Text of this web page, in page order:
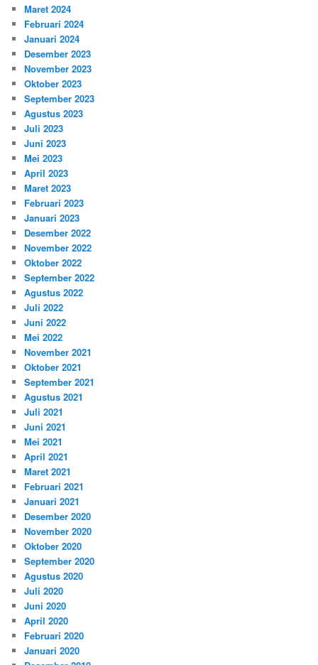
Maret 2024
Februari 2024
Januari 2024
Desember 2023
November 2023
Oktober 2023
September 2023
Agustus 2023
Juli 2023
Juni 2023
Mei 2023
April 2023
Maret 2023
Februari 2023
Januari 2023
Desember 2022
November 2022
Oktober 2022
September 2022
Agustus 2022
Juli 2022
Juni 2022
Mei 2022
November 2021
Oktober 2021
September 2021
Agustus 2021
Juli 2021
Juni 2021
Mei 2021
April 2021
Maret 2021
Februari 2021
Januari 2021
Desember 2020
November 2020
Oktober 2020
September 2020
Agustus 2020
Juli 2020
Juni 2020
April 2020
Februari 2020
Januari 2020